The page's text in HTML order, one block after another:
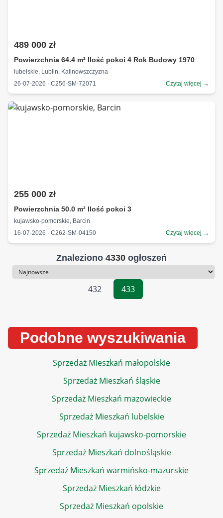
489 000 zł
Powierzchnia 64.4 m² Ilość pokoi 4 Rok Budowy 1970
lubelskie, Lublin, Kalinowszczyzna
26-07-2026 · C256-SM-72071
Czytaj więcej →
255 000 zł
Powierzchnia 50.0 m² Ilość pokoi 3
kujawsko-pomorskie, Barcin
16-07-2026 · C262-SM-04150
Czytaj więcej →
Znaleziono 4330 ogłoszeń
Sortowanie
432
433
Podobne wyszukiwania
Sprzedaż Mieszkań małopolskie
Sprzedaż Mieszkań śląskie
Sprzedaż Mieszkań mazowieckie
Sprzedaż Mieszkań lubelskie
Sprzedaż Mieszkań kujawsko-pomorskie
Sprzedaż Mieszkań dolnośląskie
Sprzedaż Mieszkań warmińsko-mazurskie
Sprzedaż Mieszkań łódzkie
Sprzedaż Mieszkań opolskie